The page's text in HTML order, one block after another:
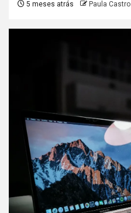
5 meses atrás Paula Castro